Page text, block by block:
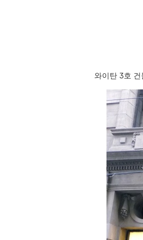
와이탄 3호